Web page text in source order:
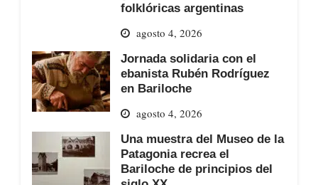
folklóricas argentinas
agosto 4, 2026
Jornada solidaria con el
ebanista Rubén Rodríguez
en Bariloche
agosto 4, 2026
Una muestra del Museo de la
Patagonia recrea el
Bariloche de principios del